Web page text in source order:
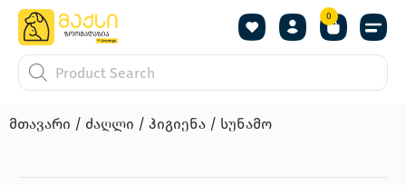
0
მთავარი / ძაღლი / ჰიგიენა / სუნამო